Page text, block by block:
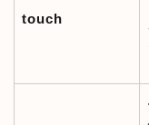
touch